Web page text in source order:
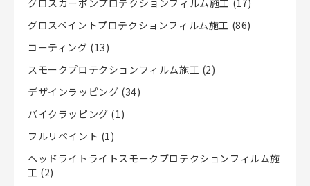
グロスペイントプロテクションフィルム施工 (86)
コーティング (13)
スモークプロテクションフィルム施工 (2)
デザインラッピング (34)
バイクラッピング (1)
フルリペイント (1)
ヘッドライトライトスモークプロテクションフィルム施
工 (2)